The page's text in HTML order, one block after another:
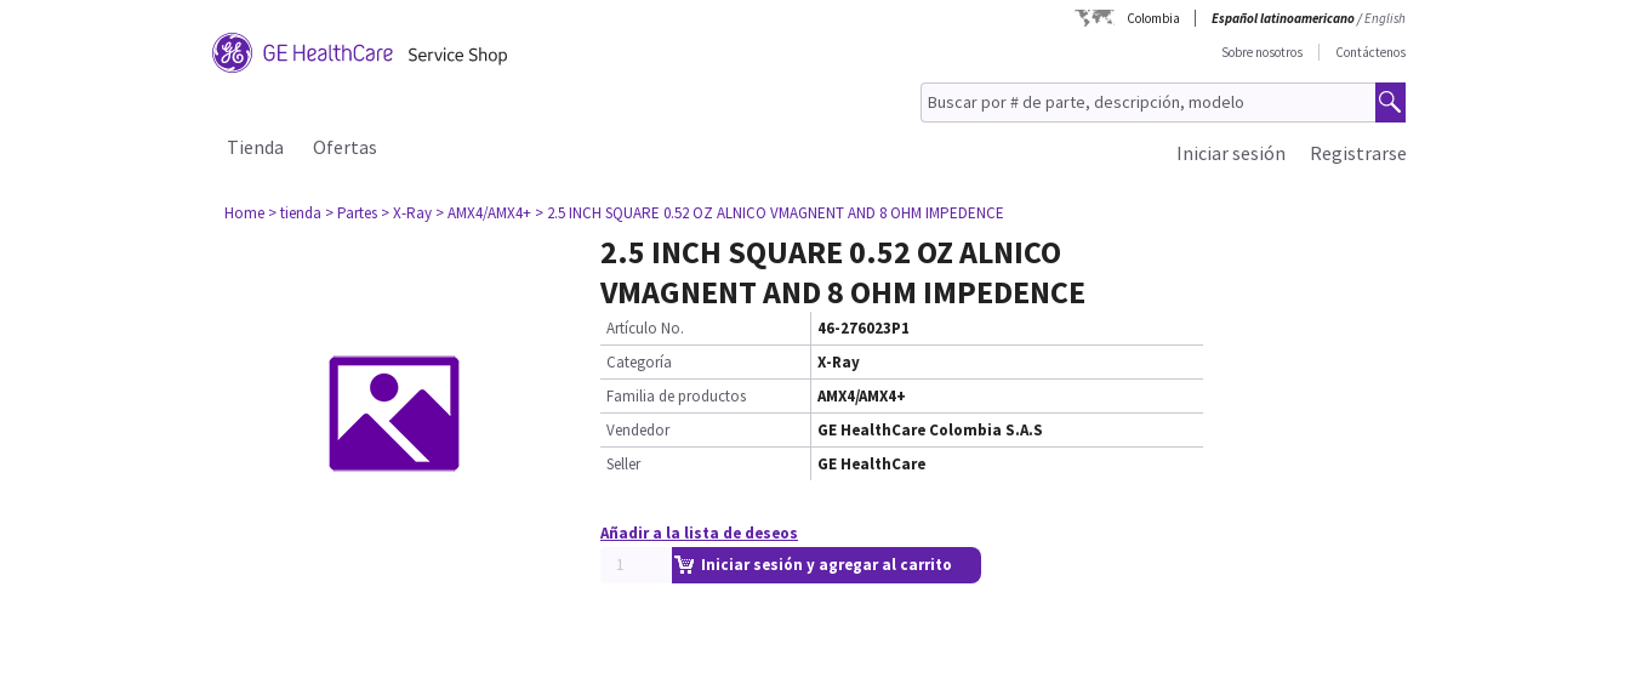
Colombia Español latinoamericano/English
Sobre nosotros
Contáctenos
Tienda Ofertas Registrarse
Iniciar sesión
Home > tienda > Partes > X-Ray > AMX4/AMX4+ > 2.5 INCH SQUARE 0.52 OZ ALNICO VMAGNENT AND 8 OHM IMPEDENCE
2.5 INCH SQUARE 0.52 OZ ALNICO
VMAGNENT AND 8 OHM IMPEDENCE
Artículo No.
46-276023P1
Categoría
X-Ray
Familia de productos
AMX4/AMX4+
Vendedor
GE HealthCare Colombia S.A.S
Seller
GE HealthCare
Añadir a la lista de deseos
Iniciar sesión y agregar al carrito